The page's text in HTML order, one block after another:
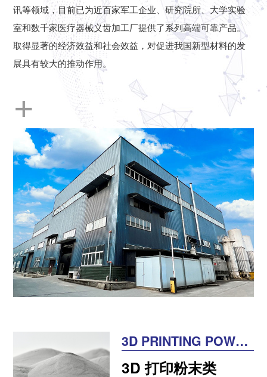
讯等领域，目前已为近百家军工企业、研究院所、大学实验
室和数千家医疗器械义齿加工厂提供了系列高端可靠产品。
取得显著的经济效益和社会效益，对促进我国新型材料的发
展具有较大的推动作用。
+
3D PRINTING POWDE
R
3D 打印粉末类